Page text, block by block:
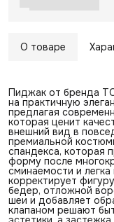
О товаре
Пиджак от бренда
на практичную
предлагая
которая ценит
внешний вид в
премиальной
спандекса, которая
форму после
сминаемости и
корректирует
бедер, отложной
шеи и добавляет
клапаном решают